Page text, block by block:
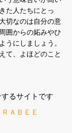
た人たちにとっ
切なのは自分の意
囲からの妬みやひ
うにしましょう。
て、よほどのこと
るサイトです
ＡＢＥＥ